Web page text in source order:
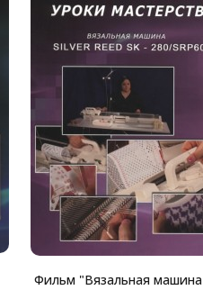
Фильм "Вязальная машина